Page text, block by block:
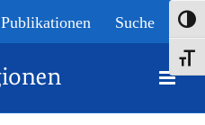
Publikationen Suche